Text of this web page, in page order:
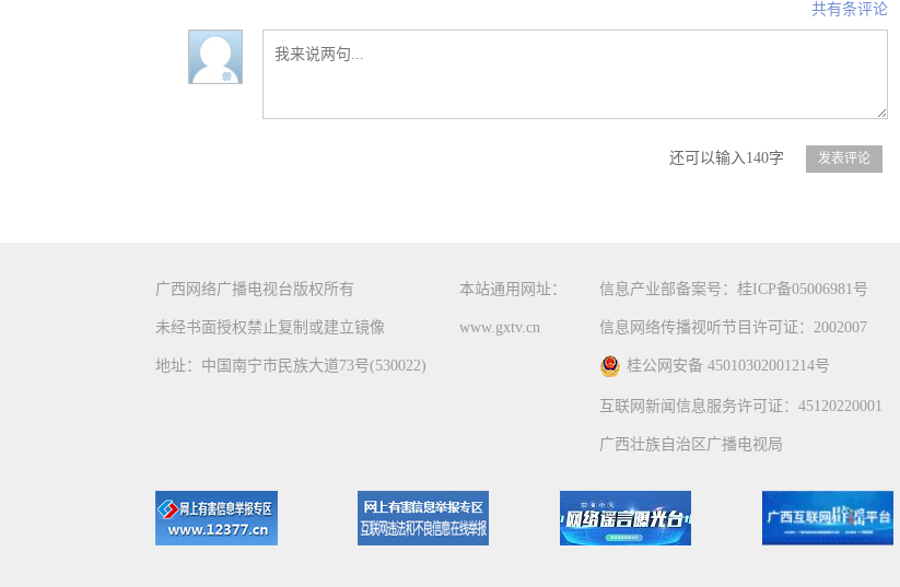
共有条评论
还可以输入140字
广西网络广播电视台版权所有
未经书面授权禁止复制或建立镜像
地址：中国南宁市民族大道73号(530022)
本站通用网址：
www.gxtv.cn
信息产业部备案号：桂ICP备05006981号
信息网络传播视听节目许可证：2002007
桂公网安备 45010302001214号
互联网新闻信息服务许可证：45120220001
广西壮族自治区广播电视局